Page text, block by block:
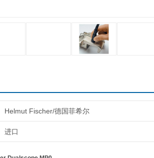
Helmut Fischer/德国菲希尔
进口